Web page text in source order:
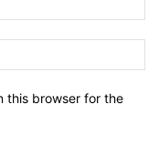
this browser for the